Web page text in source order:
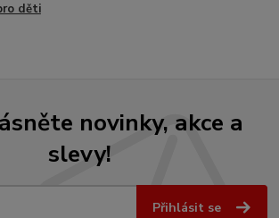
děti
novinky, akce a
slevy!
Přihlásit se